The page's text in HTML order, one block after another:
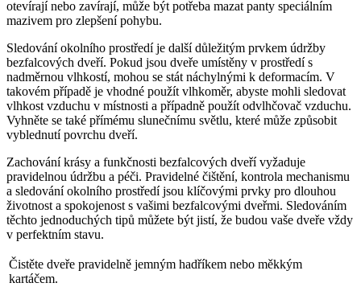
otevírají nebo zavírají, může být potřeba mazat panty speciálním
mazivem pro zlepšení pohybu.
Sledování okolního prostředí je další důležitým prvkem údržby
bezfalcových dveří. Pokud jsou dveře umístěny v prostředí s
nadměrnou vlhkostí, mohou se stát náchylnými k deformacím. V
takovém případě je vhodné použít vlhkoměr, abyste mohli sledovat
vlhkost vzduchu v místnosti a případně použít odvlhčovač vzduchu.
Vyhněte se také přímému slunečnímu světlu, které může způsobit
vyblednutí povrchu dveří.
Zachování krásy a funkčnosti bezfalcových dveří vyžaduje
pravidelnou údržbu a péči. Pravidelné čištění, kontrola mechanismu
a sledování okolního prostředí jsou klíčovými prvky pro dlouhou
životnost a spokojenost s vašimi bezfalcovými dveřmi. Sledováním
těchto jednoduchých tipů můžete být jistí, že budou vaše dveře vždy
v perfektním stavu.
Čistěte dveře pravidelně jemným hadříkem nebo měkkým
kartáčem.